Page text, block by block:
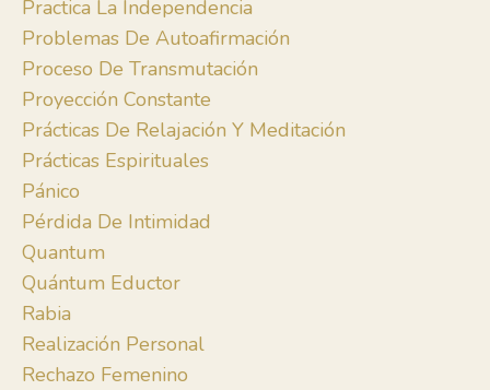
Practica La Independencia
Problemas De Autoafirmación
Proceso De Transmutación
Proyección Constante
Prácticas De Relajación Y Meditación
Prácticas Espirituales
Pánico
Pérdida De Intimidad
Quantum
Quántum Eductor
Rabia
Realización Personal
Rechazo Femenino